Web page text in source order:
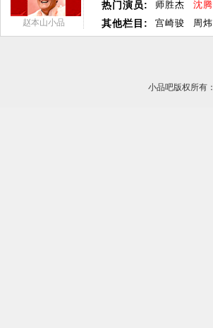
赵本山小品
热门演员:
其他栏目:
师胜杰 沈腾
宫崎骏
周炜
小品吧版权所有：